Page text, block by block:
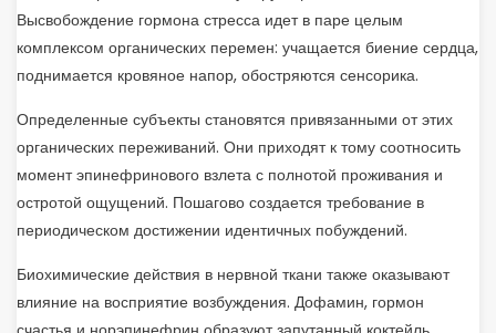
Высвобождение гормона стресса идет в паре целым
комплексом органических перемен: учащается биение сердца,
поднимается кровяное напор, обостряются сенсорика.
Определенные субъекты становятся привязанными от этих
органических переживаний. Они приходят к тому соотносить
момент эпинефринового взлета с полнотой проживания и
остротой ощущений. Пошагово создается требование в
периодическом достижении идентичных побуждений.
Биохимические действия в нервной ткани также оказывают
влияние на восприятие возбуждения. Дофамин, гормон